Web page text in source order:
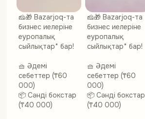
🧀🎁 Bazarjoq-та
бизнес иелеріне
еуропалық
сыйлықтар* бар!
🧺 Әдемі
себеттер (₸60
000)
📦 Сәнді бокстар
(₸40 000)
🧀🎁 Bazarjoq-та
бизнес иелеріне
еуропалық
сыйлықтар* бар!
🧺 Әдемі
себеттер (₸60
000)
📦 Сәнді бокстар
(₸40 000)